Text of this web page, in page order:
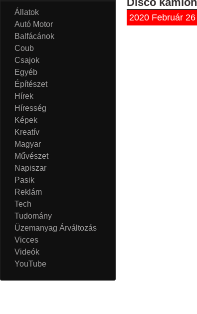
Állatok
Autó Motor
Balfácánok
Coub
Csajok
Egyéb
Építészet
Hírek
Híresség
Képek
Kreatív
Magyar
Művészet
Napiszar
Pasik
Reklám
Tech
Tudomány
Üzemanyag Árváltozás
Vicces
Videók
YouTube
2020 Február 26